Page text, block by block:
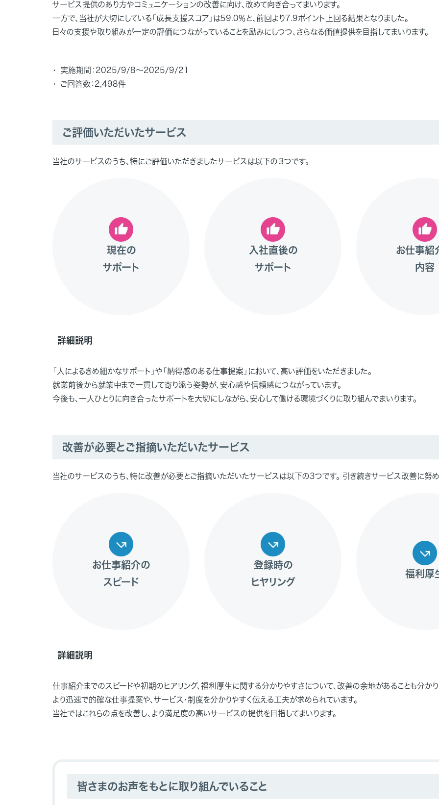
サービス提供のあり方やコミュニケーションの改善に向け、改めて向き合ってまいります。
一方で、当社が大切にしている「成長支援スコア」は59.0％と、前回より7.9ポイント上回る結果となりました。
日々の支援や取り組みが一定の評価につながっていることを励みにしつつ、さらなる価値提供を目指してまいります。
実施期間：2025/9/8～2025/9/21
ご回答数：2,498件
ご評価いただいたサービス
当社のサービスのうち、特にご評価いただきましたサービスは以下の３つです。
現在の
サポート
入社直後の
サポート
お仕事紹
内容
詳細説明
「人によるきめ細かなサポート」や「納得感のある仕事提案」において、高い評価をいただきました。
就業前後から就業中まで一貫して寄り添う姿勢が、安心感や信頼感につながっています。
今後も、一人ひとりに向き合ったサポートを大切にしながら、安心して働ける環境づくりに取り組んでまいります。
改善が必要とご指摘いただいたサービス
当社のサービスのうち、特に改善が必要とご指摘いただいたサービスは以下の3つです。 引き続きサービス改善に努め
お仕事紹介の
スピード
登録時の
ヒヤリング
福利厚
詳細説明
仕事紹介までのスピードや初期のヒアリング、福利厚生に関する分かりやすさについて、改善の余地があることも分かり
より迅速で的確な仕事提案や、サービス・制度を分かりやすく伝える工夫が求められています。
当社ではこれらの点を改善し、より満足度の高いサービスの提供を目指してまいります。
皆さまのお声をもとに取り組んでいること